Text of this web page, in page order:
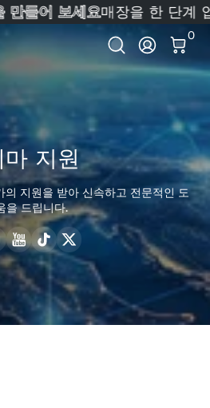
들어 보세요매장을 한 단계
로그인
0
0
마 지원
의 지원을 받아 신속하고 전문적인 도
을 드립니다.
Instagram
YouTube
TikTokTwitter